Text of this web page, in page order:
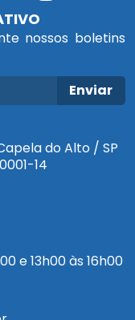
nossos boletins
Enviar
do Alto / SP
14
e 13h00 às 16h00